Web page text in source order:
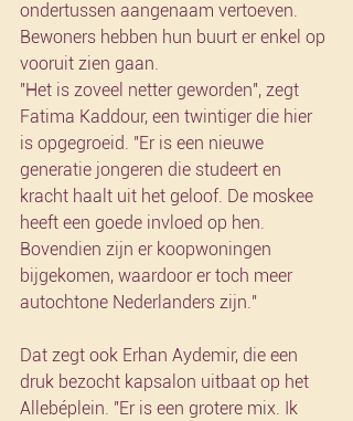
ondertussen aangenaam vertoeven.
Bewoners hebben hun buurt er enkel op
vooruit zien gaan.
"Het is zoveel netter geworden", zegt
Fatima Kaddour, een twintiger die hier
is opgegroeid. "Er is een nieuwe
generatie jongeren die studeert en
kracht haalt uit het geloof. De moskee
heeft een goede invloed op hen.
Bovendien zijn er koopwoningen
bijgekomen, waardoor er toch meer
autochtone Nederlanders zijn."
Dat zegt ook Erhan Aydemir, die een
druk bezocht kapsalon uitbaat op het
Allebéplein. "Er is een grotere mix. Ik